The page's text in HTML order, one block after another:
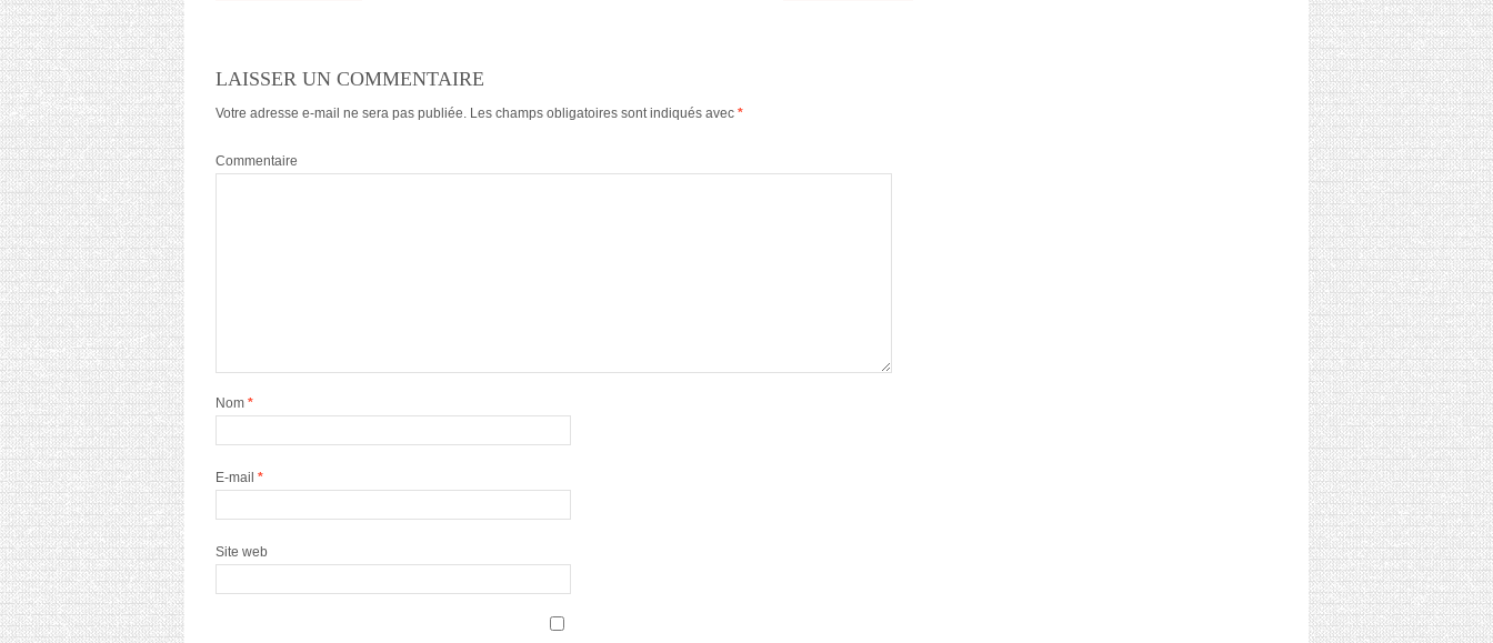
LAISSER UN COMMENTAIRE
Votre adresse e-mail ne sera pas publiée. Les champs obligatoires sont indiqués avec *
Commentaire
Nom *
E-mail *
Site web